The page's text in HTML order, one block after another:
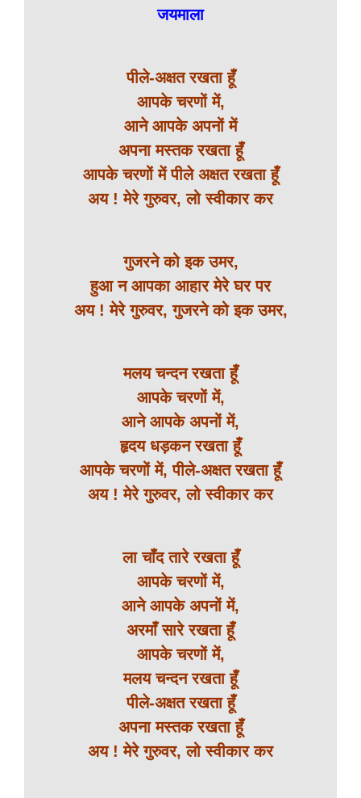
जयमाला
पीले-अक्षत रखता हूँ
आपके चरणों में,
आने आपके अपनों में
अपना मस्तक रखता हूँ
आपके चरणों में पीले अक्षत रखता हूँ
अय ! मेरे गुरुवर, लो स्वीकार कर
गुजरने को इक उमर,
हुआ न आपका आहार मेरे घर पर
अय ! मेरे गुरुवर, गुजरने को इक उमर,
मलय चन्दन रखता हूँ
आपके चरणों में,
आने आपके अपनों में,
हृदय धड़कन रखता हूँ
आपके चरणों में, पीले-अक्षत रखता हूँ
अय ! मेरे गुरुवर, लो स्वीकार कर
ला चाँद तारे रखता हूँ
आपके चरणों में,
आने आपके अपनों में,
अरमाँ सारे रखता हूँ
आपके चरणों में,
मलय चन्दन रखता हूँ
पीले-अक्षत रखता हूँ
अपना मस्तक रखता हूँ
अय ! मेरे गुरुवर, लो स्वीकार कर